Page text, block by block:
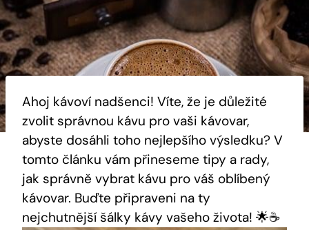
Ahoj kávoví nadšenci! Víte, že je důležité
zvolit správnou kávu pro vaši kávovar,
abyste dosáhli toho nejlepšího výsledku? V
tomto článku vám přineseme tipy a rady,
jak správně vybrat kávu pro váš oblíbený
kávovar. Buďte připraveni na ty
nejchutnější šálky kávy vašeho života! 🌟☕️